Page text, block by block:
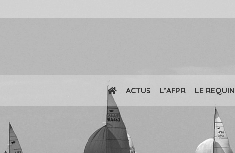
ACTUS L’AFPR LE REQUIN